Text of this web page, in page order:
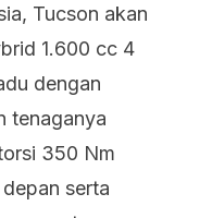
Tucson akan
1.600 cc 4
dengan
tenaganya
350 Nm
serta